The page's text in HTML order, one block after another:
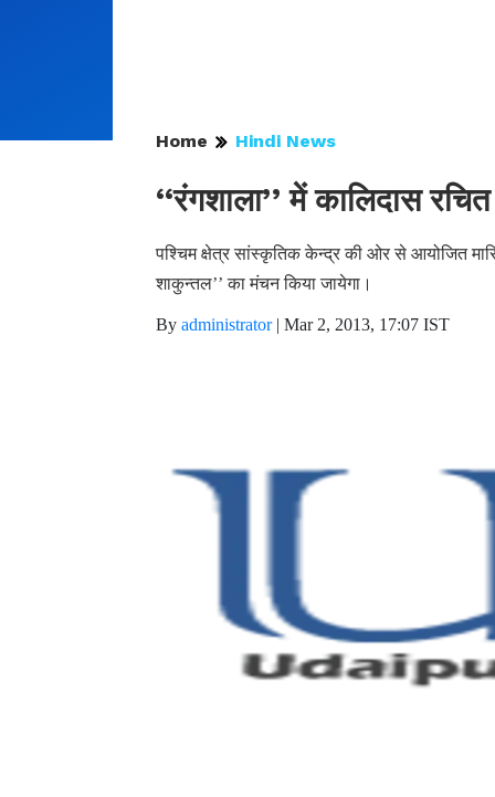
Home Hindi News
‘‘रंगशाला’’ में कालिदास
पश्चिम क्षेत्र सांस्कृतिक केन्द्र की ओर से आयोजित
शाकुन्तल’’ का मंचन किया जायेगा।
By administrator| Mar 2, 2013, 17:07 IST